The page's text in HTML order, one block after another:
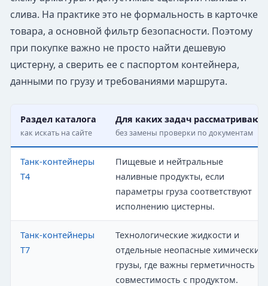
слива. На практике это не формальность в карточке
товара, а основной фильтр безопасности. Поэтому
при покупке важно не просто найти дешевую
цистерну, а сверить ее с паспортом контейнера,
данными по грузу и требованиями маршрута.
Раздел каталога
как искать на сайте
Для каких задач рассматривают
без замены проверки по документам
Танк-контейнеры
T4
Пищевые и нейтральные
наливные продукты, если
параметры груза соответствуют
исполнению цистерны.
Танк-контейнеры
T7
Технологические жидкости и
отдельные неопасные химические
грузы, где важны герметичность и
совместимость с продуктом.